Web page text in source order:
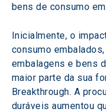
bens de consumo
Inicialmente, o
consumo
embalagens e bens
maior parte da sua
Breakthrough. A
duráveis aumentou